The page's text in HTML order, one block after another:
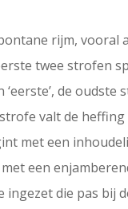
rijm, vooral
twee strofen
de oudste
valt de heffing
met een
een
ingezet die pas bij